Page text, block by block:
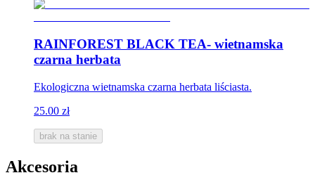
RAINFOREST BLACK TEA- wietnamska
czarna herbata
Ekologiczna wietnamska czarna herbata liściasta.
25.00 zł
brak na stanie
Akcesoria